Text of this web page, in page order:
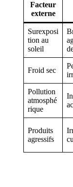
Facteur
externe
Surexposi
tion au
soleil
Froid sec
Pollution
atmosphé
rique
Produits
agressifs